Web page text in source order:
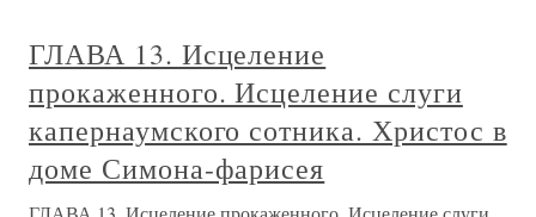
ГЛАВА 13. Исцеление
прокаженного. Исцеление слуги
капернаумского сотника. Христос в
доме Симона-фарисея